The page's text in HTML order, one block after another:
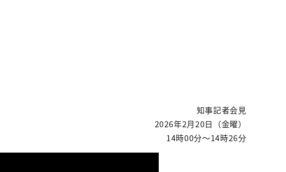
知事記者会見
2026年2月20日（金曜）
14時00分～14時26分